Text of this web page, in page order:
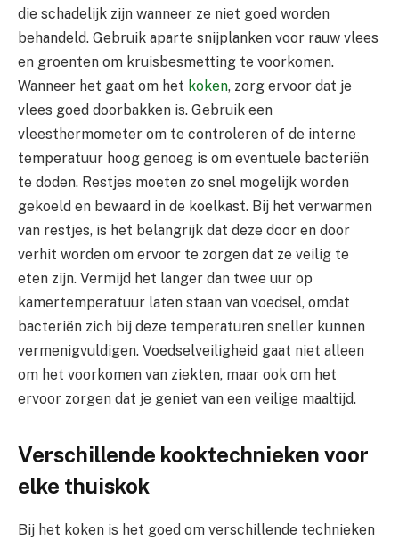
die schadelijk zijn wanneer ze niet goed worden
behandeld. Gebruik aparte snijplanken voor rauw vlees
en groenten om kruisbesmetting te voorkomen.
Wanneer het gaat om het koken, zorg ervoor dat je
vlees goed doorbakken is. Gebruik een
vleesthermometer om te controleren of de interne
temperatuur hoog genoeg is om eventuele bacteriën
te doden. Restjes moeten zo snel mogelijk worden
gekoeld en bewaard in de koelkast. Bij het verwarmen
van restjes, is het belangrijk dat deze door en door
verhit worden om ervoor te zorgen dat ze veilig te
eten zijn. Vermijd het langer dan twee uur op
kamertemperatuur laten staan van voedsel, omdat
bacteriën zich bij deze temperaturen sneller kunnen
vermenigvuldigen. Voedselveiligheid gaat niet alleen
om het voorkomen van ziekten, maar ook om het
ervoor zorgen dat je geniet van een veilige maaltijd.
Verschillende kooktechnieken voor
elke thuiskok
Bij het koken is het goed om verschillende technieken